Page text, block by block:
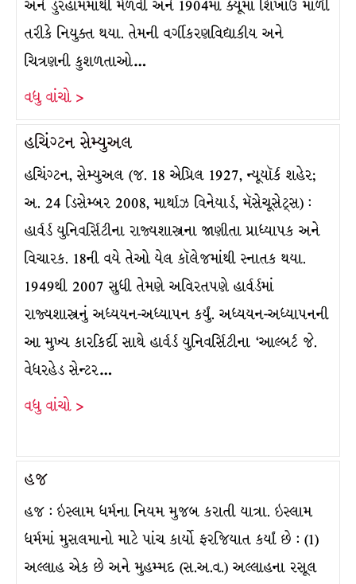
અને ડુરહામમાંથી મેળવી અને 1904માં ક્યૂમાં શિખાઉ માળી
તરીકે નિયુક્ત થયા. તેમની વર્ગીકરણવિદ્યાકીય અને
ચિત્રણની કુશળતાઓ…
વધુ વાંચો >
હચિંગ્ટન સેમ્યુઅલ
હચિંગ્ટન, સેમ્યુઅલ (જ. 18 એપ્રિલ 1927, ન્યૂયૉર્ક શહેર;
અ. 24 ડિસેમ્બર 2008, માર્થાઝ વિનેયાર્ડ, મૅસેચૂસેટ્સ) :
હાર્વર્ડ યુનિવર્સિટીના રાજ્યશાસ્ત્રના જાણીતા પ્રાધ્યાપક અને
વિચારક. 18ની વયે તેઓ યેલ કૉલેજમાંથી સ્નાતક થયા.
1949થી 2007 સુધી તેમણે અવિરતપણે હાર્વર્ડમાં
રાજ્યશાસ્ત્રનું અધ્યયન-અધ્યાપન કર્યું. અધ્યયન-અધ્યાપનની
આ મુખ્ય કારકિર્દી સાથે હાર્વર્ડ યુનિવર્સિટીના ‘આલ્બર્ટ જે.
વેધરહેડ સેન્ટર…
વધુ વાંચો >
હજ
હજ : ઇસ્લામ ધર્મના નિયમ મુજબ કરાતી યાત્રા. ઇસ્લામ
ધર્મમાં મુસલમાનો માટે પાંચ કાર્યો ફરજિયાત કર્યાં છે : (1)
અલ્લાહ એક છે અને મુહમ્મદ (સ.અ.વ.) અલ્લાહના રસૂલ